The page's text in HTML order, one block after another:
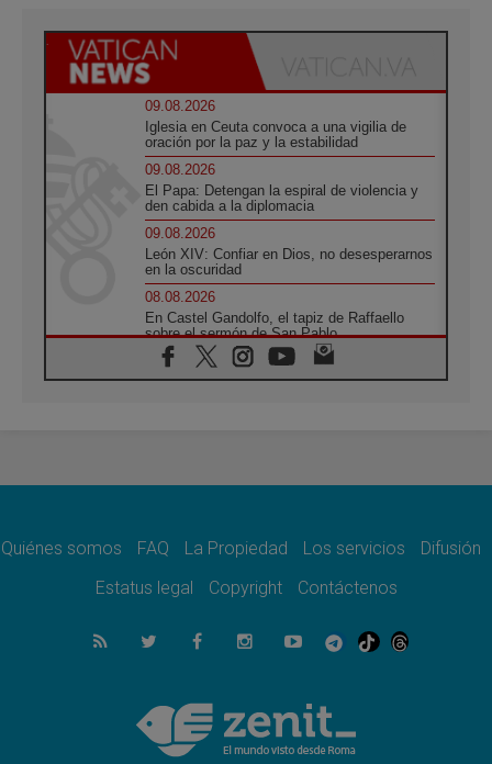
09.08.2026
Iglesia en Ceuta convoca a una vigilia de
oración por la paz y la estabilidad
09.08.2026
El Papa: Detengan la espiral de violencia y
den cabida a la diplomacia
09.08.2026
León XIV: Confiar en Dios, no desesperarnos
en la oscuridad
08.08.2026
En Castel Gandolfo, el tapiz de Raffaello
sobre el sermón de San Pablo
08.08.2026
En Colombia, «la paz no se compra con una
08.08.2026
08.08.2026
del Buen Consejo de Genazzano
Filipinas: el Vicariato Apostólico de Calapán
se convierte en diócesis
Honduras: Los desplazados invisibles de una
crisis olvidada
Quiénes somos FAQ La Propiedad Los servicios
Difusión
Estatus legal
Copyright Contáctenos